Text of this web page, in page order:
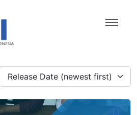
Release Date (newest first)